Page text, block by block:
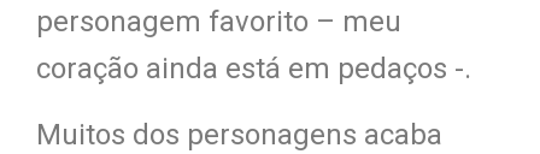
personagem favorito – meu
coração ainda está em pedaços -.
Muitos dos personagens acaba